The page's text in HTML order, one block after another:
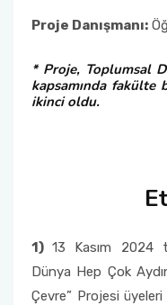
Proje Danışmanı:
* Proje, Toplumsal
kapsamında fakülte
ikinci oldu.
1)13 Kasım 2024
Dünya Hep Çok
Çevre” Projesi